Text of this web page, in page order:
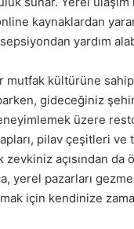
kaynaklardan
yardım
mutfak kültürüne
gideceğiniz
üzere
pilav çeşitleri ve
zevkiniz açısından da
yerel pazarları
için kendinize zaman